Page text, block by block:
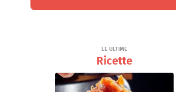
LE ULTIME
Ricette